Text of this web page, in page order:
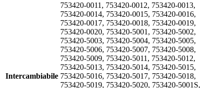
Intercambiabile
753420-0011, 753420-0012, 753420-0013,
753420-0014, 753420-0015, 753420-0016,
753420-0017, 753420-0018, 753420-0019,
753420-0020, 753420-5001, 753420-5002,
753420-5003, 753420-5004, 753420-5005,
753420-5006, 753420-5007, 753420-5008,
753420-5009, 753420-5011, 753420-5012,
753420-5013, 753420-5014, 753420-5015,
753420-5016, 753420-5017, 753420-5018,
753420-5019, 753420-5020, 753420-5001S,